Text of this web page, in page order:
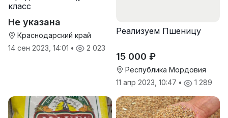
класс
Не указана
Краснодарский край
14 сен 2023, 14:01 • 2 023
Реализуем Пшеницу
15 000 ₽
Республика Мордовия
11 апр 2023, 10:47 • 1 289